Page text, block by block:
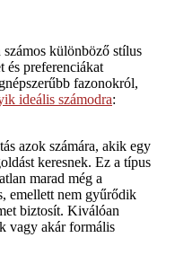
számos különböző stílus
és preferenciákat
fazonokról,
ideális számodra:
azok számára, akik egy
keresnek. Ez a típus
marad még a
emellett nem gyűrődik
biztosít. Kiválóan
vagy akár formális